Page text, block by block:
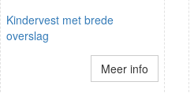
Kindervest met brede
overslag
Meer info